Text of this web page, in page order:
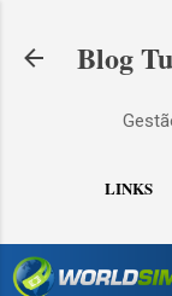
Blog
LINKS